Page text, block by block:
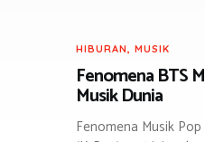
HIBURAN, MUSIK
Fenomena BTS
Musik Dunia
Fenomena Musik